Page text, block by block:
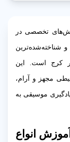
تخصصی در
شناخته‌شده‌ترین
کرج است. این
مجهز و آرام،
موسیقی به
انواع